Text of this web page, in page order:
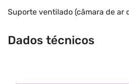
Suporte ventilado (câmara de ar
Dados técnicos